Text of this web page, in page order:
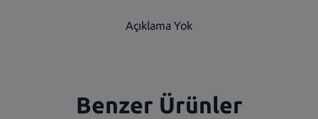
Açıklama Yok
Benzer Ürünler